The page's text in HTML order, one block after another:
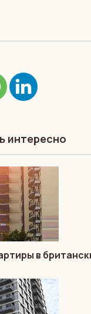
интересно
в